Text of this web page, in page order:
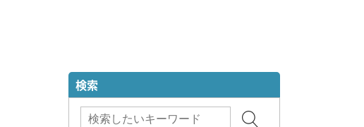
検索